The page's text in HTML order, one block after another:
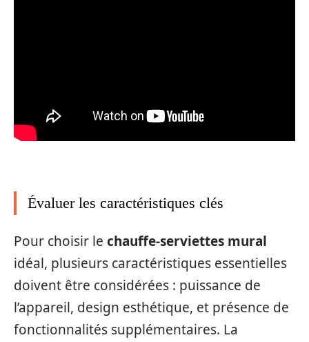
Évaluer les caractéristiques clés
Pour choisir le chauffe-serviettes mural
idéal, plusieurs caractéristiques essentielles
doivent être considérées : puissance de
l’appareil, design esthétique, et présence de
fonctionnalités supplémentaires. La